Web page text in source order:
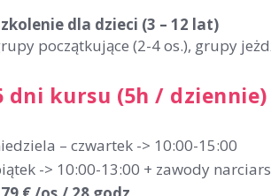
dla dzieci (3 – 12 lat)
początkujące (2-4 os.), grupy
dni kursu (5h / dziennie)
– czwartek -> 10:00-15:00
-> 10:00-13:00 + zawody